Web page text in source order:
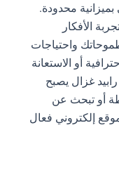
محدودة.
الأفكار
واحتياجات
أو الاستعانة
غزال يصبح
تبحث عن
إلكتروني فعال